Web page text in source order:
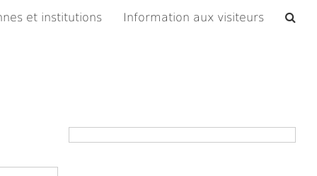
et institutions Information aux visiteurs